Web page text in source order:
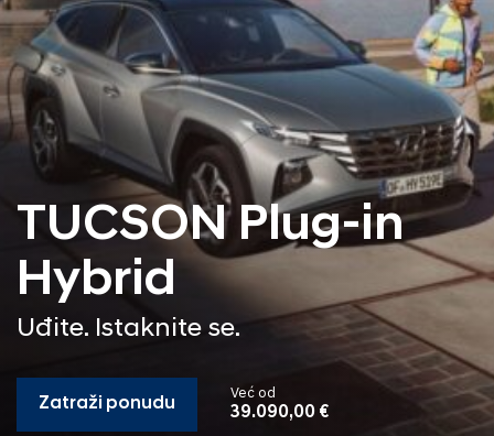
TUCSON Plug-in
Hybrid
Uđite. Istaknite se.
Zatraži ponudu
Već od
39.090,00 €